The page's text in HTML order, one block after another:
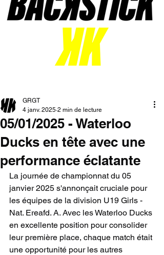
05/01/2025 - Waterloo
Ducks en tête avec une
performance éclatante
GRGT
4 janv. 2025 2 min de lecture
La journée de championnat du 05
janvier 2025 s'annonçait cruciale pour
les équipes de la division U19 Girls -
Nat. Ereafd. A. Avec les Waterloo Ducks
en excellente position pour consolider
leur première place, chaque match était
une opportunité pour les autres